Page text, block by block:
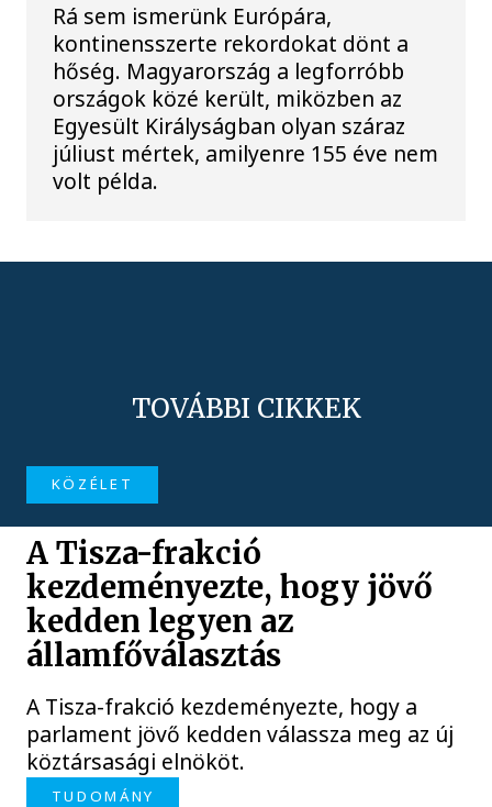
Rá sem ismerünk Európára,
kontinensszerte rekordokat dönt a
hőség. Magyarország a legforróbb
országok közé került, miközben az
Egyesült Királyságban olyan száraz
júliust mértek, amilyenre 155 éve nem
volt példa.
TOVÁBBI CIKKEK
KÖZÉLET
A Tisza-frakció
kezdeményezte, hogy jövő
kedden legyen az
államfőválasztás
A Tisza-frakció kezdeményezte, hogy a
parlament jövő kedden válassza meg az új
köztársasági elnököt.
TUDOMÁNY